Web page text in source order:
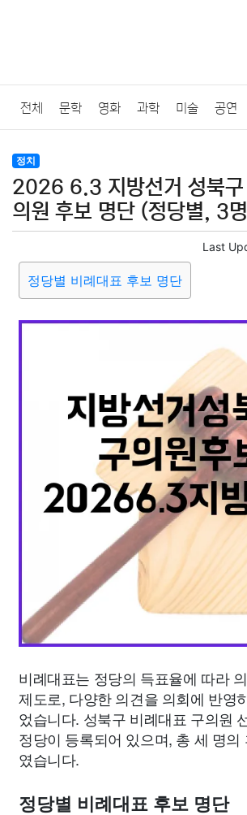
전체 문학 영화 과학 미술 공연
법률
질병 가요 방송 일상 주식 암호
미용
요리 상품리뷰 원예 금융
의료 의학
외국어 교육 교통 생활
정치
2026 6.3 지방선거 성북구
의원 후보 명단 (정당별, 3
Last
정당별 비례대표 후보 명단
비례대표는 정당의 득표율에 따라
제도로, 다양한 의견을 의회에 반영
었습니다. 성북구 비례대표 구의원
정당이 등록되어 있으며, 총 세 명의
였습니다.
정당별 비례대표 후보 명단